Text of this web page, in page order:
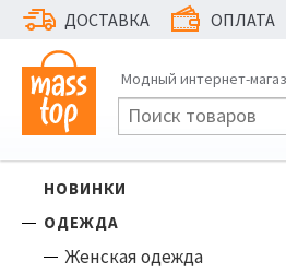
ДОСТАВКА ОПЛАТА
Модный интернет-
НОВИНКИ
ОДЕЖДА
Женская одежда